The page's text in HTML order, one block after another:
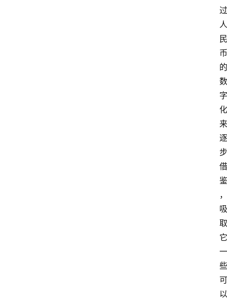
过
人
民
币
的
数
字
化
来
逐
步
借
鉴
，
吸
取
它
一
些
可
以